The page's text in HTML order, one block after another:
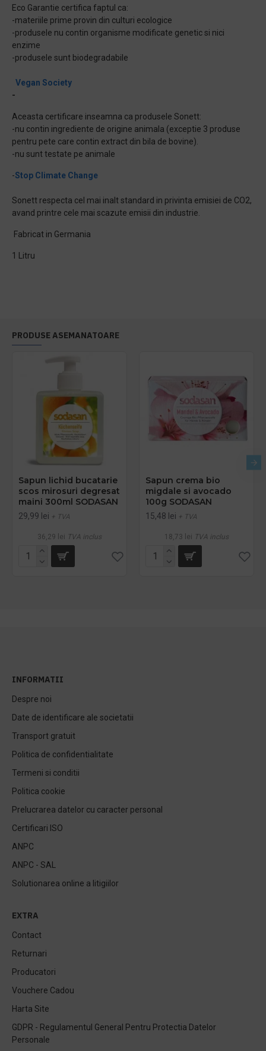
Eco Garantie certifica faptul ca:
-materiile prime provin din culturi ecologice
-produsele nu contin organisme modificate genetic si nici
enzime
-produsele sunt biodegradabile
-
Vegan Society
Aceasta certificare inseamna ca produsele Sonett:
-nu contin ingrediente de origine animala (exceptie 3 produse
pentru pete care contin extract din bila de bovine).
-nu sunt testate pe animale
-Stop Climate Change
Sonett respecta cel mai inalt standard in privinta emisiei de CO2,
avand printre cele mai scazute emisii din industrie.
Fabricat in Germania
1 Litru
PRODUSE ASEMANATOARE
Sapun lichid bucatarie
scos mirosuri degresat
maini 300ml SODASAN
29,99 lei + TVA
36,29 lei TVA inclus
Sapun crema bio
migdale si avocado
100g SODASAN
15,48 lei + TVA
18,73 lei TVA inclus
INFORMATII
Despre noi
Date de identificare ale societatii
Transport gratuit
Politica de confidentialitate
Termeni si conditii
Politica cookie
Prelucrarea datelor cu caracter personal
Certificari ISO
ANPC
ANPC - SAL
Solutionarea online a litigiilor
EXTRA
Contact
Returnari
Producatori
Vouchere Cadou
Harta Site
GDPR - Regulamentul General Pentru Protectia Datelor
Personale